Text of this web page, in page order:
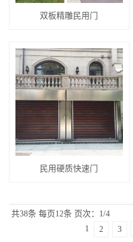
双板精雕民用门
民用硬质快速门
共38条 每页12条 页次：1/4
1
2 3